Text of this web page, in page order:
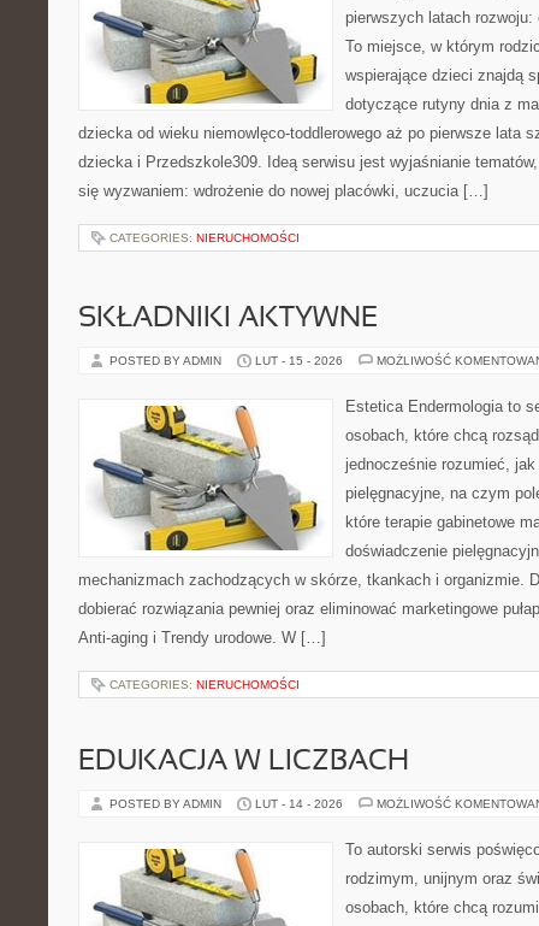
pierwszych latach
To miejsce, w którym
wspierające dzieci znajdą
dotyczące rutyny dnia z
dziecka od wieku niemowlęco-toddlerowego aż po pierwsze lata
dziecka i Przedszkole309. Ideą serwisu jest wyjaśnianie
się wyzwaniem: wdrożenie do nowej placówki, uczucia […]
CATEGORIES: NIERUCHOMOŚCI
SKŁADNIKI AKTYWNE
POSTED BY ADMIN LUT - 15 - 2026 MOŻLIWOŚĆ
Estetica Endermologia to
osobach, które chcą
jednocześnie rozumieć, jak
pielęgnacyjne, na czym
które terapie gabinetowe
doświadczenie
mechanizmach zachodzących w skórze, tkankach i organizmie.
dobierać rozwiązania pewniej oraz eliminować marketingowe
Anti-aging i Trendy urodowe. W […]
CATEGORIES: NIERUCHOMOŚCI
EDUKACJA W LICZBACH
POSTED BY ADMIN LUT - 14 - 2026 MOŻLIWOŚĆ
To autorski serwis
rodzimym, unijnym oraz
osobach, które chcą